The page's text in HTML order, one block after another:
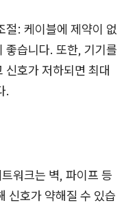
절: 케이블에 제약이 없
좋습니다. 또한, 기기를
신호가 저하되면 최대
.
워크는 벽, 파이프 등
신호가 약해질 수 있습